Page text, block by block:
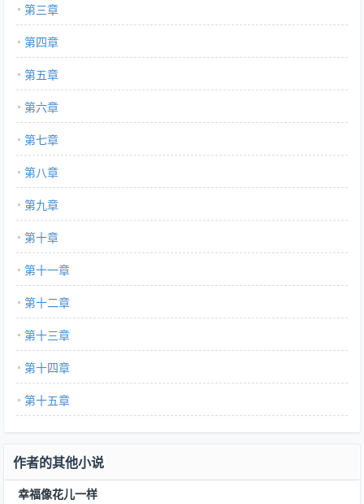
第三章
第四章
第五章
第六章
第七章
第八章
第九章
第十章
第十一章
第十二章
第十三章
第十四章
第十五章
作者的其他小说
幸福像花儿一样